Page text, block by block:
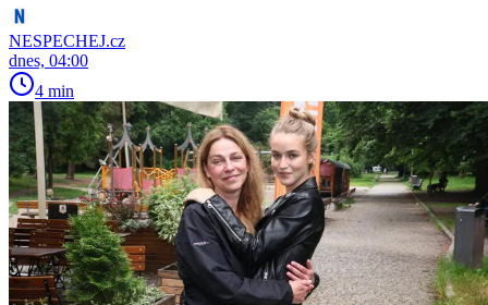
NESPECHEJ.cz
dnes, 04:00
4 min